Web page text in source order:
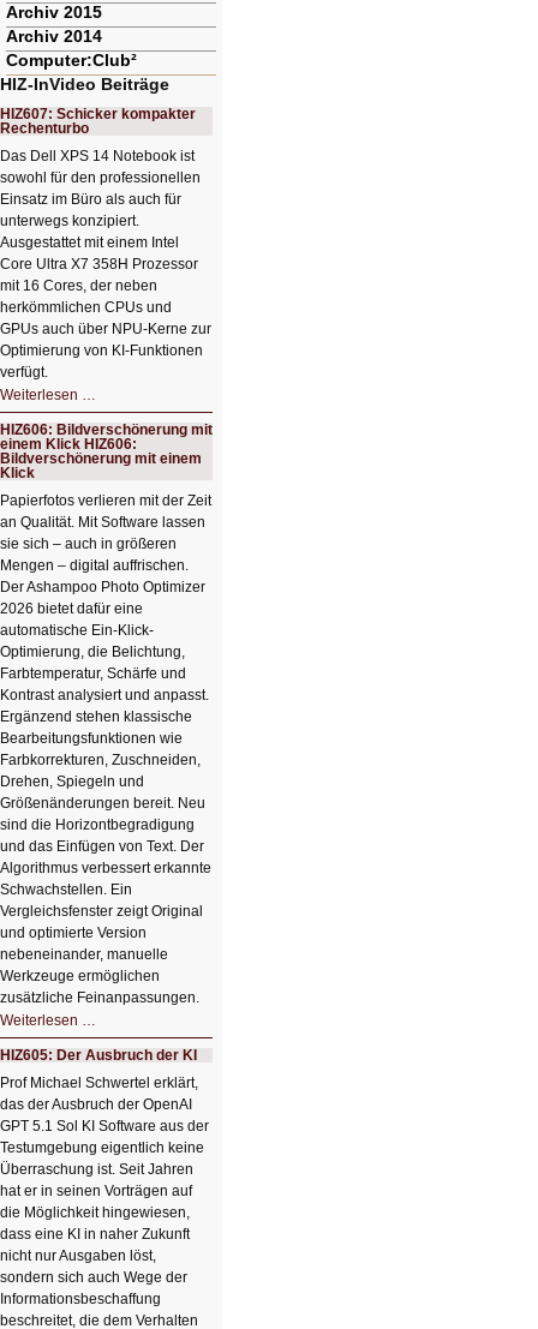
Archiv 2015
Archiv 2014
Computer:Club²
HIZ-InVideo Beiträge
HIZ607: Schicker kompakter
Rechenturbo
Das Dell XPS 14 Notebook ist
sowohl für den professionellen
Einsatz im Büro als auch für
unterwegs konzipiert.
Ausgestattet mit einem Intel
Core Ultra X7 358H Prozessor
mit 16 Cores, der neben
herkömmlichen CPUs und
GPUs auch über NPU-Kerne zur
Optimierung von KI-Funktionen
verfügt.
Weiterlesen …
Schicker
kompakter
Rechenturbo
HIZ606: Bildverschönerung mit
einem Klick HIZ606:
Bildverschönerung mit einem
Klick
Papierfotos verlieren mit der Zeit
an Qualität. Mit Software lassen
sie sich – auch in größeren
Mengen – digital auffrischen.
Der Ashampoo Photo Optimizer
2026 bietet dafür eine
automatische Ein-Klick-
Optimierung, die Belichtung,
Farbtemperatur, Schärfe und
Kontrast analysiert und anpasst.
Ergänzend stehen klassische
Bearbeitungsfunktionen wie
Farbkorrekturen, Zuschneiden,
Drehen, Spiegeln und
Größenänderungen bereit. Neu
sind die Horizontbegradigung
und das Einfügen von Text. Der
Algorithmus verbessert erkannte
Schwachstellen. Ein
Vergleichsfenster zeigt Original
und optimierte Version
nebeneinander, manuelle
Werkzeuge ermöglichen
zusätzliche Feinanpassungen.
Weiterlesen …
Bildverschönerung
mit
einem
Klick
HIZ606:
Bildverschönerung
mit
einem
Klick
HIZ605: Der Ausbruch der KI
Prof Michael Schwertel erklärt,
das der Ausbruch der OpenAI
GPT 5.1 Sol KI Software aus der
Testumgebung eigentlich keine
Überraschung ist. Seit Jahren
hat er in seinen Vorträgen auf
die Möglichkeit hingewiesen,
dass eine KI in naher Zukunft
nicht nur Ausgaben löst,
sondern sich auch Wege der
Informationsbeschaffung
beschreitet, die dem Verhalten